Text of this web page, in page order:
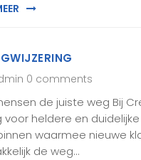
0 comments
de juiste weg Bij
voor heldere en
waarmee nieuwe
de weg…